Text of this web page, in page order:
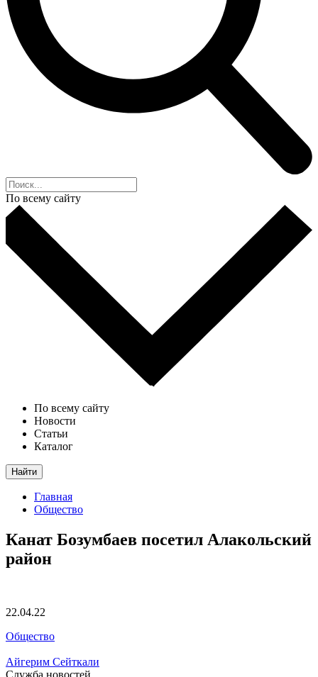
По всему сайту
По всему сайту
Новости
Статьи
Каталог
Найти
Главная
Общество
Канат Бозумбаев посетил Алакольский
район
22.04.22
Общество
Айгерим Сейткали